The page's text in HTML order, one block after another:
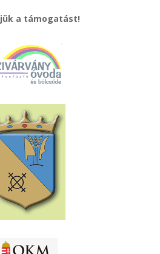
a támogatást!